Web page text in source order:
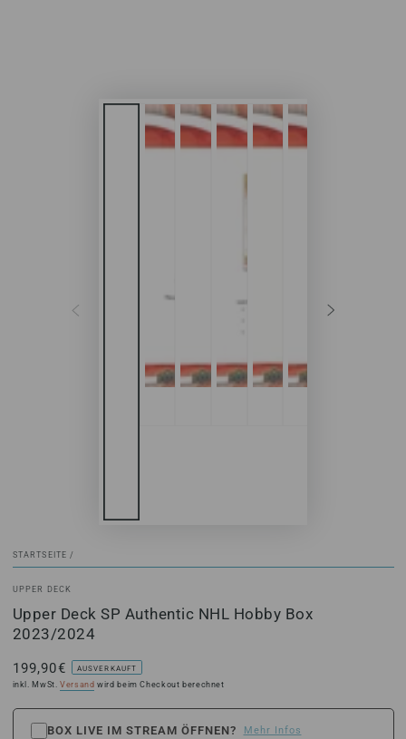
STARTSEITE /
UPPER DECK
Upper Deck SP Authentic NHL Hobby Box
2023/2024
Regulärer
Preis
199,90€
AUSVERKAUFT
inkl. MwSt.Versand wird beim Checkout berechnet
BOX LIVE IM STREAM ÖFFNEN?
Mehr Infos